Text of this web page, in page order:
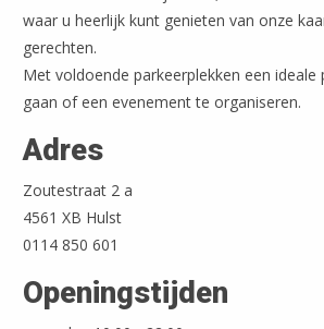
waar u heerlijk kunt genieten van onze
gerechten.
Met voldoende parkeerplekken een
gaan of een evenement te organiseren.
Adres
Zoutestraat 2 a
4561 XB Hulst
0114 850 601
Openingstijden